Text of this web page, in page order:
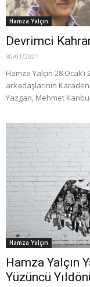
Hamza Yalçın
Devrimci
30/01/2021
Hamza Yalçın 28
arkadaşlarının
Yazgan, Mehmet
Hamza Yalçın
Hamza Yalçın
Yüzüncü